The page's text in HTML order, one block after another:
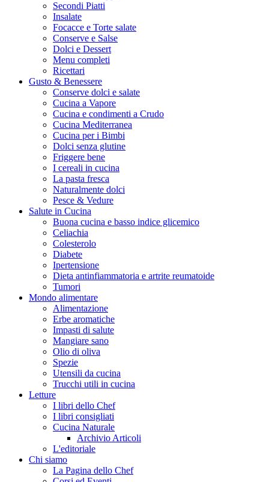
Secondi Piatti
Insalate
Focacce e Torte salate
Conserve e Salse
Dolci e Dessert
Menu completi
Ricettari
Gusto & Benessere
Conserve dolci e salate
Cucina a Vapore
Cucina e condimenti a Crudo
Cucina Mediterranea
Cucina per i Bimbi
Dolci senza glutine
Friggere bene
I cereali in cucina
La pasta fresca
Naturalmente dolci
Pesce & Vedure
Salute in Cucina
Buona cucina e basso indice glicemico
Celiachia
Colesterolo
Diabete
Ipertensione
Dieta antinfiammatoria e artrite reumatoide
Tumori
Mondo alimentare
Alimentazione
Erbe aromatiche
Impasti di salute
Mangiare sano
Olio di oliva
Spezie
Utensili da cucina
Trucchi utili in cucina
Letture
I libri dello Chef
I libri consigliati
Cucina Naturale
Archivio Articoli
L'editoriale
Chi siamo
La Pagina dello Chef